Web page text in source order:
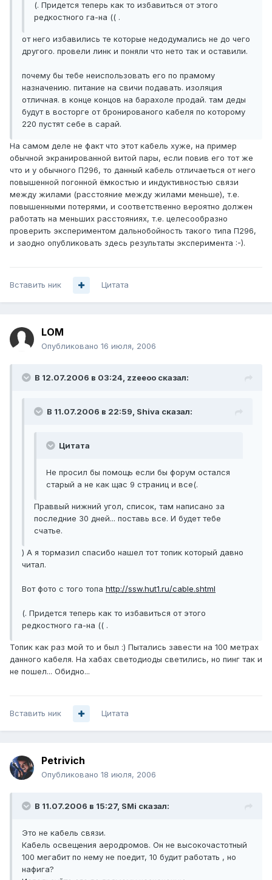
(. Придется теперь как то избавиться от этого
редкостного га-на (( .
от него избавились те которые недодумались не до чего
другого. провели линк и поняли что нето так и оставили.
почему бы тебе неиспользовать его по прамому
назначению. питание на свичи подавать. изоляция
отличная. в конце концов на барахоле продай. там деды
будут в восторге от бронированого кабеля по которому
220 пустят себе в сарай.
На самом деле не факт что этот кабель хуже, на пример
обычной экранированной витой пары, если повив его тот же
что и у обычного П296, то данный кабель отличаеться от него
повышенной погонной ёмкостью и индуктивностью связи
между жилами (расстояние между жилами меньше), т.е.
повышенными потерями, и соответственно вероятно должен
работать на меньших расстояниях, т.е. целесообразно
проверить экспериментом дальнобойность такого типа П296,
и заодно опубликовать здесь результаты эксперимента :-).
Вставить ник Цитата
LOM
Опубликовано 16 июля, 2006
В 12.07.2006 в 03:24, zzeeoo сказал:
В 11.07.2006 в 22:59, Shiva сказал:
Цитата
Не просил бы помощь если бы форум остался
старый а не как щас 9 страниц и все(.
Праввый нижний угол, список, там написано за
последние 30 дней... поставь все. И будет тебе
счатье.
) А я тормазил спасибо нашел тот топик который давно
читал.
Вот фото с того топа http://ssw.hut1.ru/cable.shtml
(. Придется теперь как то избавиться от этого
редкостного га-на (( .
Топик как раз мой то и был :) Пытались завести на 100 метрах
данного кабеля. На хабах светодиоды светились, но пинг так и
не пошел... Обидно...
Вставить ник Цитата
Petrivich
Опубликовано 18 июля, 2006
В 11.07.2006 в 15:27, SMi сказал:
Это не кабель связи.
Кабель освещения аеродромов. Он не высокочастотный
100 мегабит по нему не поедит, 10 будит работать , но
нафига?